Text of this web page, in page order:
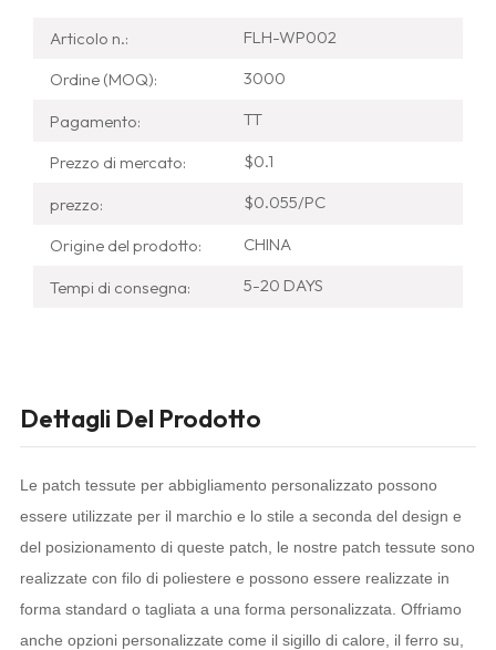
Articolo n.: FLH-WP002
Ordine (MOQ): 3000
Pagamento: TT
Prezzo di mercato: $0.1
prezzo: $0.055/PC
Origine del prodotto: CHINA
Tempi di consegna: 5-20 DAYS
Dettagli Del Prodotto
Le patch tessute per abbigliamento personalizzato possono
essere utilizzate per il marchio e lo stile a seconda del design e
del posizionamento di queste patch, le nostre patch tessute sono
realizzate con filo di poliestere e possono essere realizzate in
forma standard o tagliata a una forma personalizzata. Offriamo
anche opzioni personalizzate come il sigillo di calore, il ferro su,